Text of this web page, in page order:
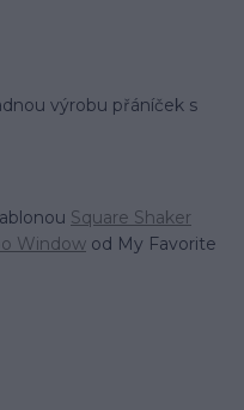
výrobu přáníček s
Square Shaker
Window od My Favorite